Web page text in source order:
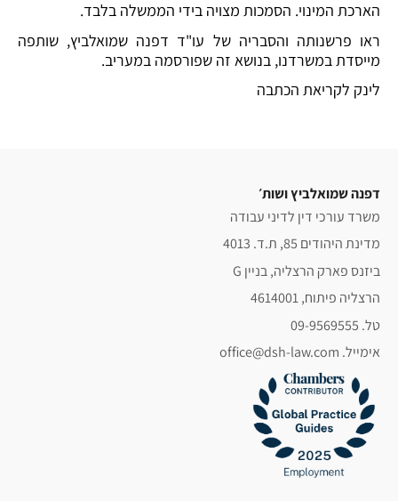
הארכת המינוי. הסמכות מצויה בידי הממשלה בלבד.
ראו פרשנותה והסבריה של עו"ד דפנה שמואלביץ, שותפה
מייסדת במשרדנו, בנושא זה שפורסמה במעריב.
לינק לקריאת הכתבה
דפנה שמואלביץ ושות׳
משרד עורכי דין לדיני עבודה
מדינת היהודים 85, ת.ד. 4013
ביזנס פארק הרצליה, בניין G
הרצליה פיתוח, 4614001
טל. 09-9569555
אימייל. office@dsh-law.com